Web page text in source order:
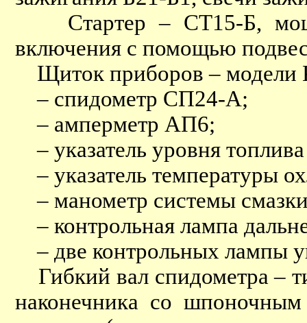
Стартер – СТ15-Б,
включения с помощью
Щиток приборов – модели
– спидометр СП24-А;
– амперметр АП6;
– указатель уровня
– указатель температуры
– манометр системы
– контрольная лампа
– две контрольных лампы
Гибкий вал спидометра –
наконечника со